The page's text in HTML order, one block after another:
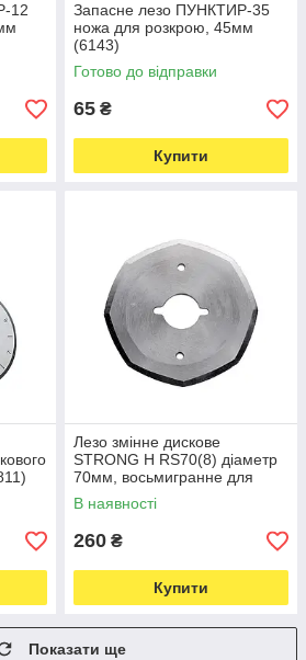
12
Запасне лезо ПУНКТИР-35
ножа для розкрою, 45мм
(6143)
Готово до відправки
65 ₴
Купити
Лезо змінне дискове
STRONG H RS70(8) діаметр
70мм, восьмигранне для
розкрійних електроножів
(6911)
В наявності
260 ₴
Купити
Показати ще